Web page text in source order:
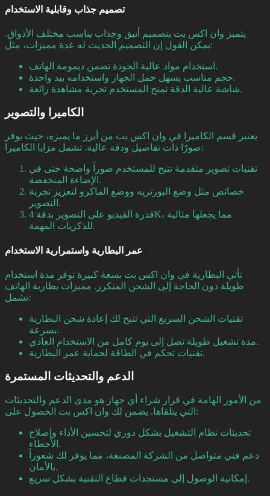
تصميم جذاب وقابلية الاستخدام
يتميز وان اكس بت بتصميم أنيق وجذاب يناسب مختلف الأذواق.
يمكن القول إن التصميم الحديث له عدة مميزات، مثل:
استخدام مواد عالية الجودة تضمن ديمومة الهاتف.
حجم مناسب يسهل حمل الجهاز واستخدامه بيد واحدة.
شاشة عالية الدقة تمنح المستخدم تجربة مشاهدة رائعة.
الكاميرا والتصوير
يعتبر قسم الكاميرا في وان اكس بت من أبرز ما يميزه، حيث يوفر
صورًا ذات تفاصيل ودقة عالية. تشمل مزايا الكاميرا:
تقنيات تصوير متقدمة تتيح للمستخدم صوراً واضحة حتى في
الإضاءة المنخفضة.
خصائص مثل وضع البورتريه ووضع الماكرو لتعزيز تجربة
التصوير.
قدرة الفيديو على التصوير بدقة 4K، مما يجعلها مثالية
للذكريات المهمة.
عمر البطارية واستمرارية الاستخدام
تأتي البطارية في وان اكس بت بسعة كبيرة توفر مدة استخدام
طويلة دون الحاجة إلى الشحن المتكرر. مميزات بطارية الهاتف
تشمل:
تقنيات الشحن السريع التي تتيح لك إعادة شحن البطارية
بسرعة.
مدة تشغيل طويلة تصل إلى يوم كامل من الاستخدام العادي.
تقنيات تحكم في الطاقة لحماية عمر البطارية.
الدعم والتحديثات المستمرة
من الأمور الهامة في قرار شراء أي جهاز هو مدى الدعم والتحديثات
التي يتلقاها. يضمن لك وان اكس بت الحصول على:
تحديثات نظام التشغيل بشكل دوري لتحسين الأداء وإصلاح
الأخطاء.
دعم فني متواصل من الشركة المصنعة، مما يوفر لك شعوراً
بالأمان.
إمكانية الوصول إلى مستجدات قطاع التقنية بشكل سريع.